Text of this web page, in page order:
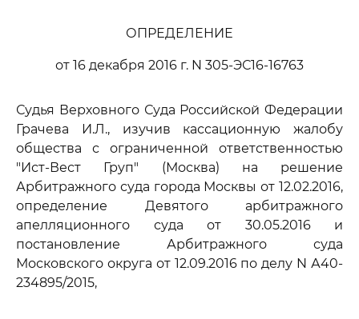
ОПРЕДЕЛЕНИЕ
от 16 декабря 2016 г. N 305-ЭС16-16763
Судья Верховного Суда Российской Федерации
Грачева И.Л., изучив кассационную жалобу
общества с ограниченной ответственностью
"Ист-Вест Груп" (Москва) на решение
Арбитражного суда города Москвы от 12.02.2016,
определение Девятого арбитражного
апелляционного суда от 30.05.2016 и
постановление Арбитражного суда
Московского округа от 12.09.2016 по делу N А40-
234895/2015,